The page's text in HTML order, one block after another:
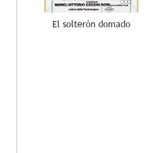
El solterón domado